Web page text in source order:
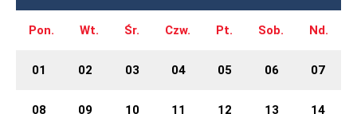
Pon. Wt. Śr. Czw. Pt. Sob. Nd.
01 02 03 04 05 06 07
08 09 10 11 12 13 14